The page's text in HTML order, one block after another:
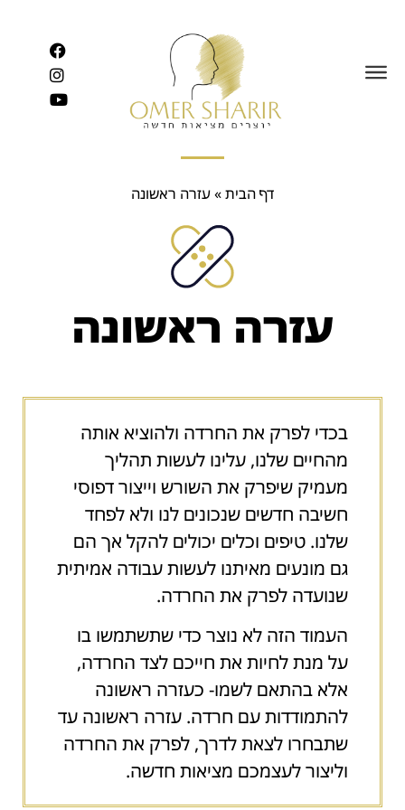
דף הבית»עזרה ראשונה
עזרה ראשונה
בכדי לפרק את החרדה ולהוציא אותה
מהחיים שלנו, עלינו לעשות תהליך
מעמיק שיפרק את השורש וייצור דפוסי
חשיבה חדשים שנכונים לנו ולא לפחד
שלנו. טיפים וכלים יכולים להקל אך הם
גם מונעים מאיתנו לעשות עבודה אמיתית
שנועדה לפרק את החרדה.
העמוד הזה לא נוצר כדי שתשתמשו בו
על מנת לחיות את חייכם לצד החרדה,
אלא בהתאם לשמו- כעזרה ראשונה
להתמודדות עם חרדה. עזרה ראשונה עד
שתבחרו לצאת לדרך, לפרק את החרדה
וליצור לעצמכם מציאות חדשה.